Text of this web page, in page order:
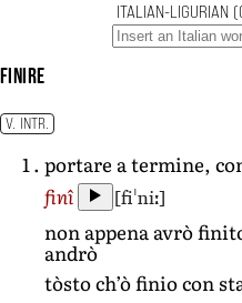
ITALIAN-LIGURIAN
finire
V. INTR.
portare a termine,
finî
[fiˈniː]
non appena avrò
andrò
tòsto ch’ò finio con